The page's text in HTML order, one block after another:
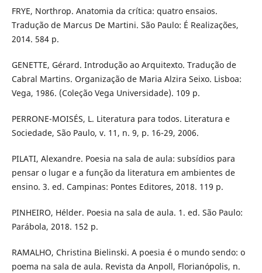
FRYE, Northrop. Anatomia da crítica: quatro ensaios.
Tradução de Marcus De Martini. São Paulo: É Realizações,
2014. 584 p.
GENETTE, Gérard. Introdução ao Arquitexto. Tradução de
Cabral Martins. Organização de Maria Alzira Seixo. Lisboa:
Vega, 1986. (Coleção Vega Universidade). 109 p.
PERRONE-MOISÉS, L. Literatura para todos. Literatura e
Sociedade, São Paulo, v. 11, n. 9, p. 16-29, 2006.
PILATI, Alexandre. Poesia na sala de aula: subsídios para
pensar o lugar e a função da literatura em ambientes de
ensino. 3. ed. Campinas: Pontes Editores, 2018. 119 p.
PINHEIRO, Hélder. Poesia na sala de aula. 1. ed. São Paulo:
Parábola, 2018. 152 p.
RAMALHO, Christina Bielinski. A poesia é o mundo sendo: o
poema na sala de aula. Revista da Anpoll, Florianópolis, n.